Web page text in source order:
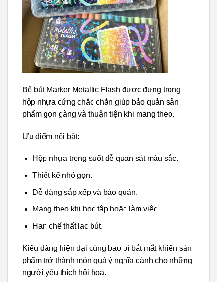
Bộ bút Marker Metallic Flash được đựng trong
hộp nhựa cứng chắc chắn giúp bảo quản sản
phẩm gọn gàng và thuận tiện khi mang theo.
Ưu điểm nổi bật:
Hộp nhựa trong suốt dễ quan sát màu sắc.
Thiết kế nhỏ gọn.
Dễ dàng sắp xếp và bảo quản.
Mang theo khi học tập hoặc làm việc.
Hạn chế thất lạc bút.
Kiểu dáng hiện đại cùng bao bì bắt mắt khiến sản
phẩm trở thành món quà ý nghĩa dành cho những
người yêu thích hội họa.